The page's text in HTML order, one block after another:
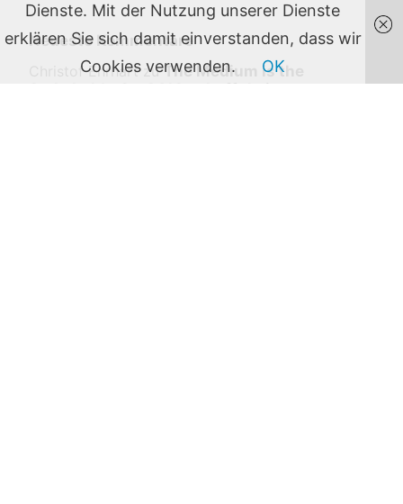
Neueste Kommentare
Christof EhrhartzuThe Medium is the
Stakeholder? – GAIO schafft kein
Dienste. Mit der Nutzung unserer Dienste
erklären Sie sich damit einverstanden, dass wir
Cookies verwenden.
OK